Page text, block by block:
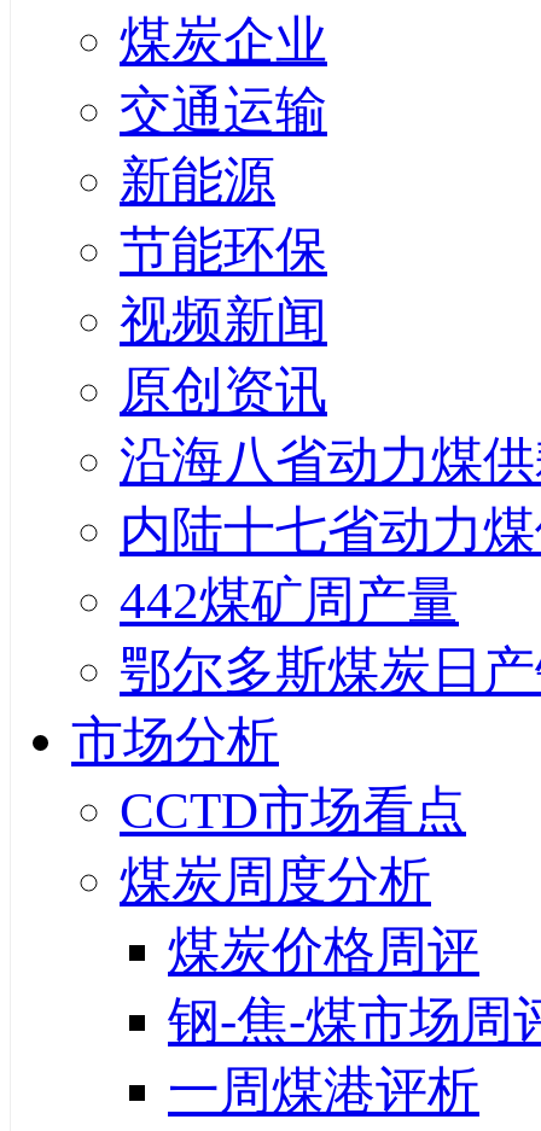
煤炭企业
交通运输
新能源
节能环保
视频新闻
原创资讯
沿海八省动力煤
内陆十七省动力
442煤矿周产量
鄂尔多斯煤炭日
市场分析
CCTD市场看点
煤炭周度分析
煤炭价格周评
钢-焦-煤市场周
一周煤港评析